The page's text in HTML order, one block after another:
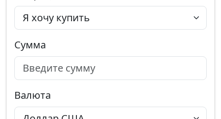
Сумма
Валюта